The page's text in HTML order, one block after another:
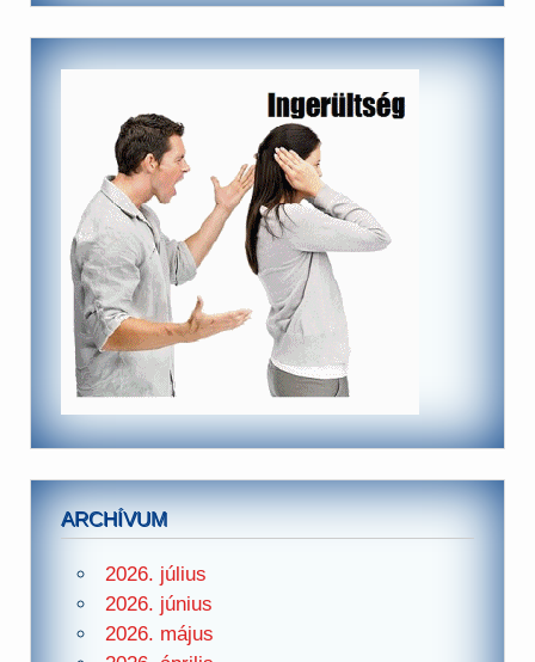
ARCHÍVUM
2026. július
2026. június
2026. május